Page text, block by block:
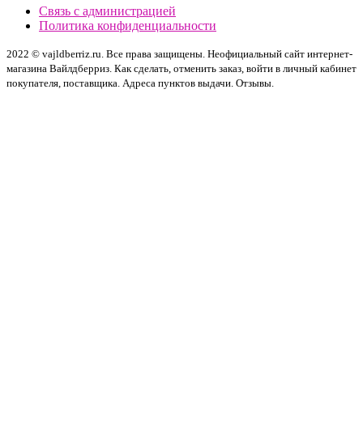
Связь с администрацией
Политика конфиденциальности
2022 © vajldberriz.ru. Все права защищены. Неофициальный сайт интернет-
магазина Вайлдберриз. Как сделать, отменить заказ, войти в личный кабинет
покупателя, поставщика. Адреса пунктов выдачи. Отзывы.